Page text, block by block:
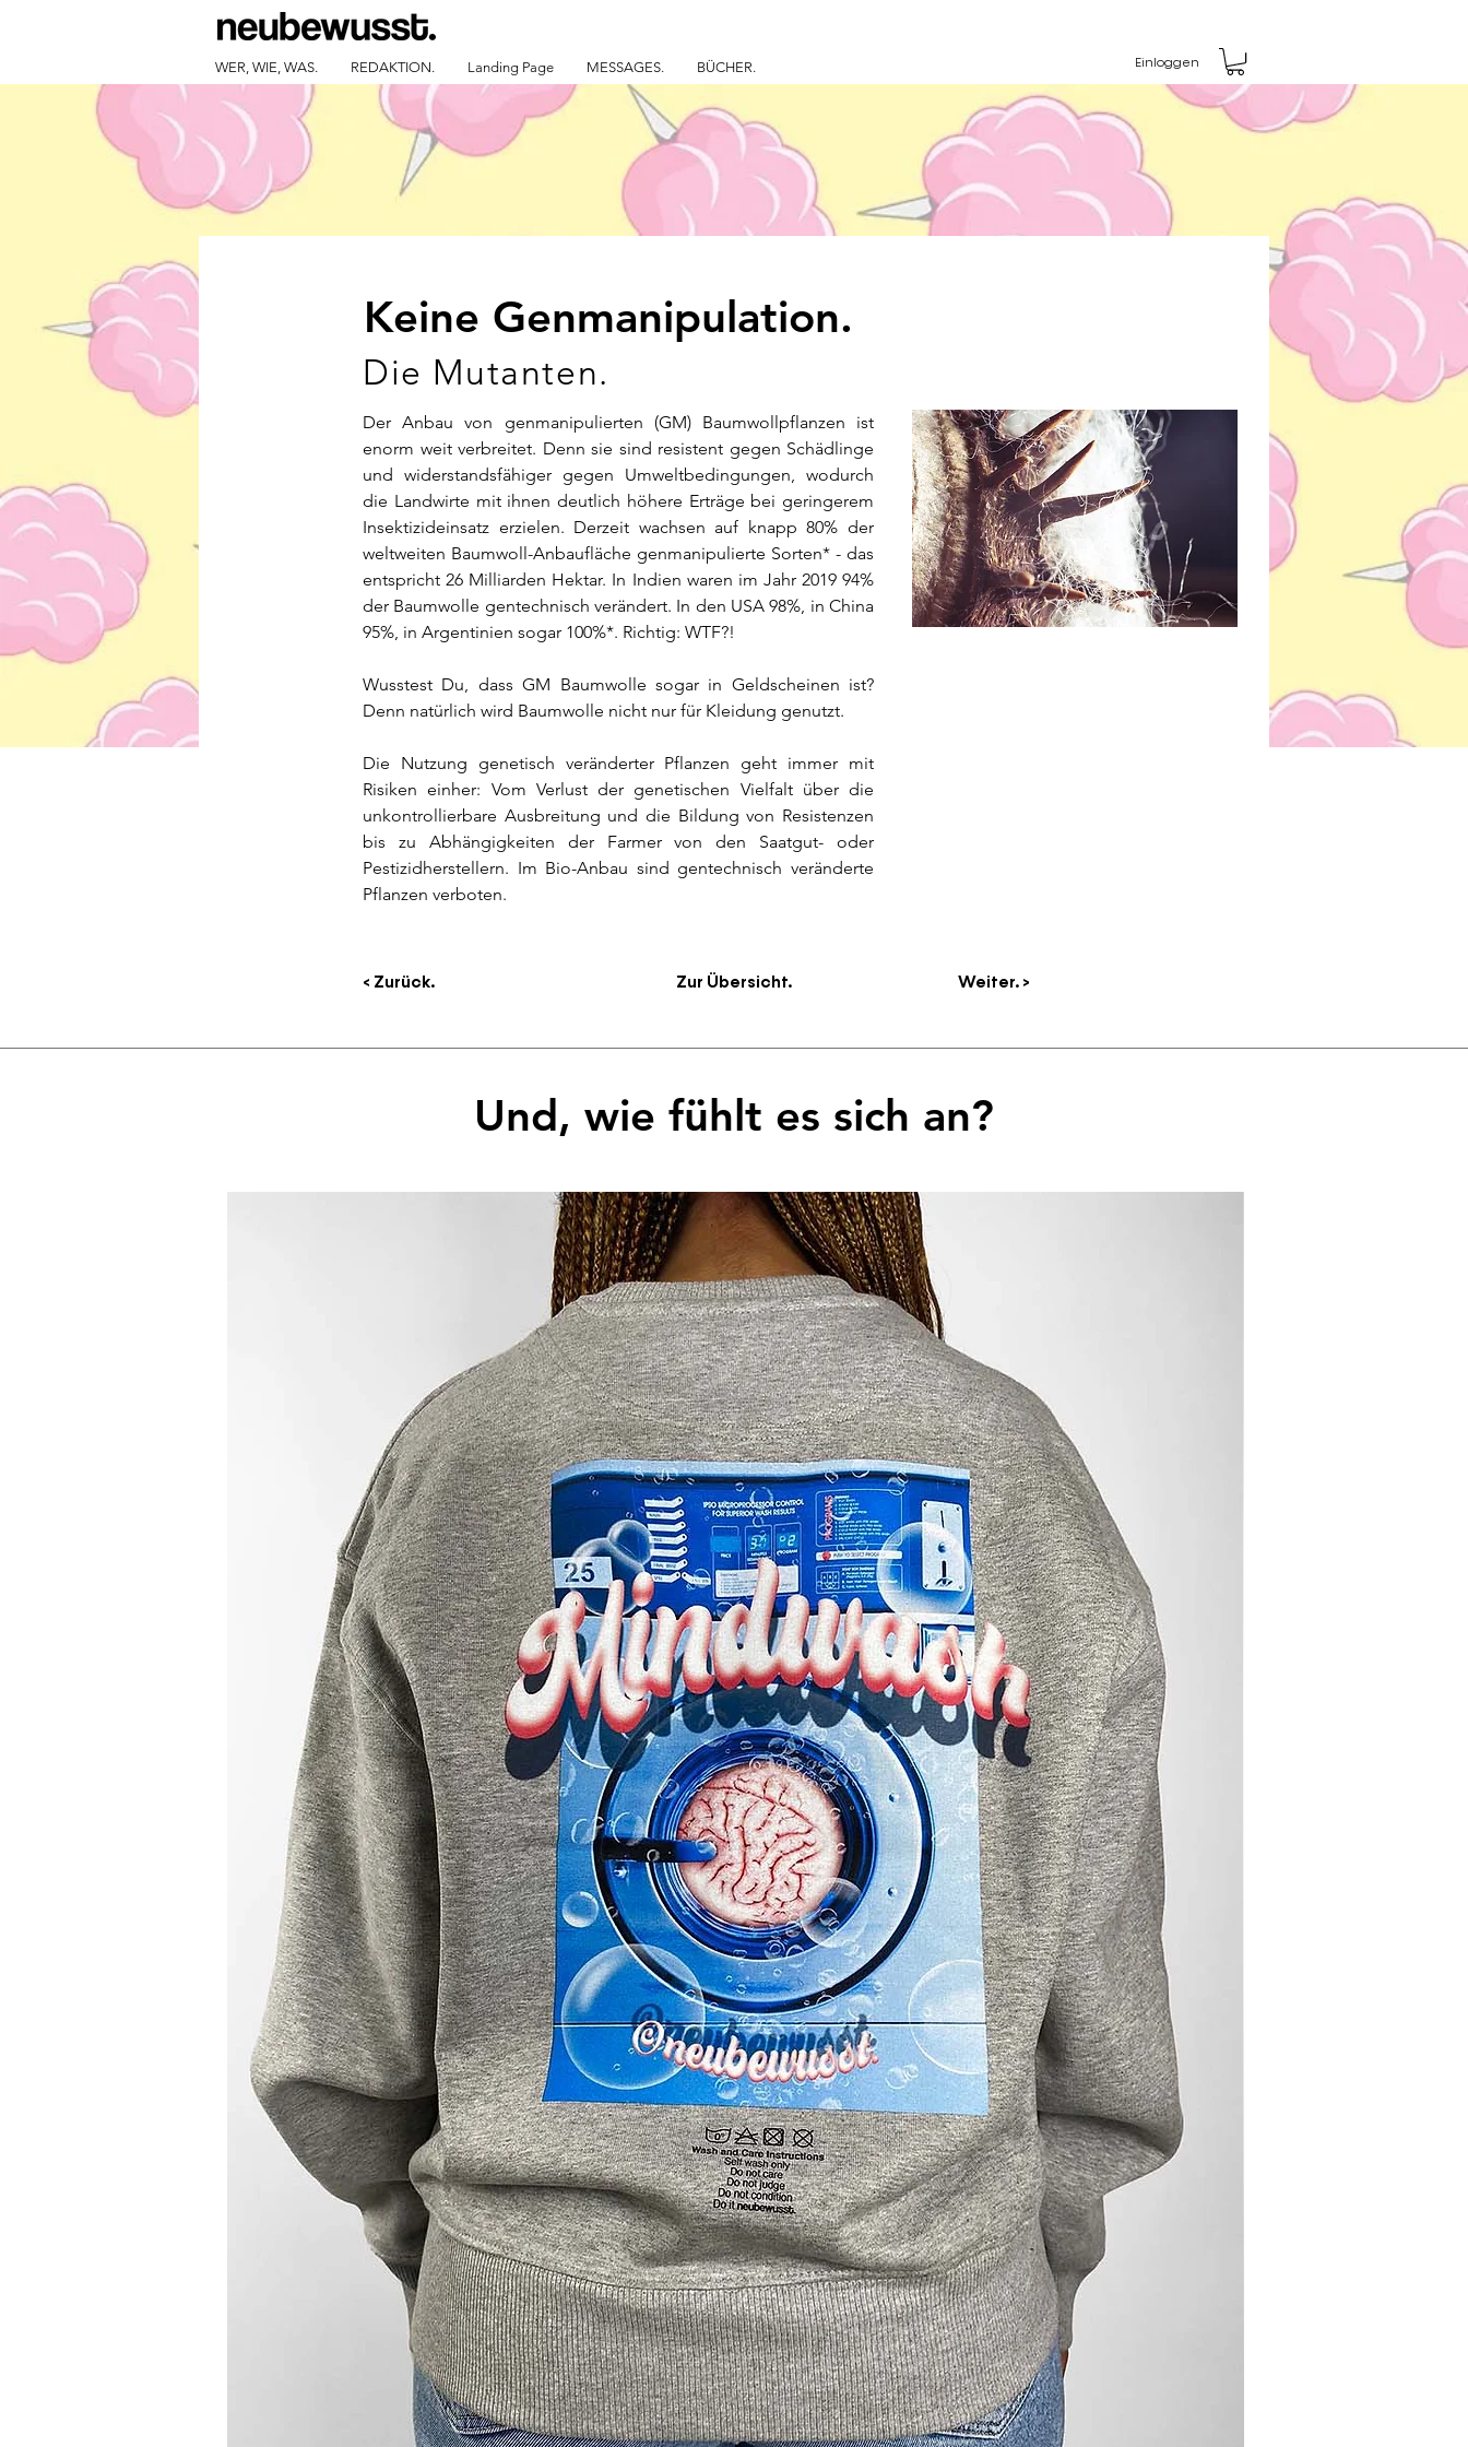
WER, WIE, WAS. REDAKTION. Landing Page MESSAGES. BÜCHER. Einloggen
Keine Genmanipulation.
Die Mutanten.
Der Anbau von genmanipulierten (GM) Baumwollpflanzen ist
enorm weit verbreitet. Denn sie sind resistent gegen Schädlinge
und widerstandsfähiger gegen Umweltbedingungen, wodurch
die Landwirte mit ihnen deutlich höhere Erträge bei geringerem
Insektizideinsatz erzielen. Derzeit wachsen auf knapp 80% der
weltweiten Baumwoll-Anbaufläche genmanipulierte Sorten* - das
entspricht 26 Milliarden Hektar. In Indien waren im Jahr 2019 94%
der Baumwolle gentechnisch verändert. In den USA 98%, in China
95%, in Argentinien sogar 100%*. Richtig: WTF?!
Wusstest Du, dass GM Baumwolle sogar in Geldscheinen ist?
Denn natürlich wird Baumwolle nicht nur für Kleidung genutzt.
Die Nutzung genetisch veränderter Pflanzen geht immer mit
Risiken einher: Vom Verlust der genetischen Vielfalt über die
unkontrollierbare Ausbreitung und die Bildung von Resistenzen
bis zu Abhängigkeiten der Farmer von den Saatgut- oder
Pestizidherstellern. Im Bio-Anbau sind gentechnisch veränderte
Pflanzen verboten.
< Zurück. Zur Übersicht. Weiter. >
Und, wie fühlt es sich an?